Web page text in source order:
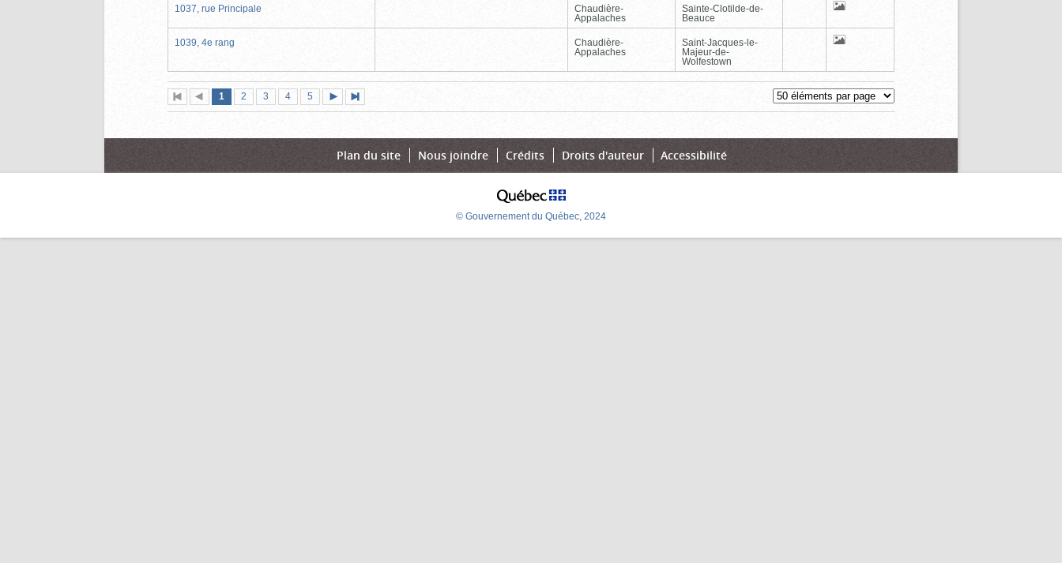
1037, rue Principale
Chaudière-
Appalaches
Sainte-Clotilde-de-
Beauce
1039, 4e rang
Chaudière-
Appalaches
Saint-Jacques-le-
Majeur-de-
Wolfestown
Première
page
Page
précédente
Page
1 (page
actuelle)
Page
2 Page
3 Page
4 Page
5
suivante
page
Plan du site Nous joindre Crédits Droits d'auteur Accessibilité
© Gouvernement du Québec, 2024